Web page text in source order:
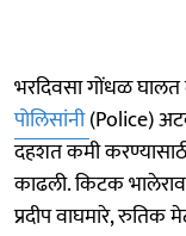
भरदिवसा गोंधळ घालत
पोलिसांनी(Police)
दहशत कमी
काढली. किटक
प्रदीप वाघमारे,